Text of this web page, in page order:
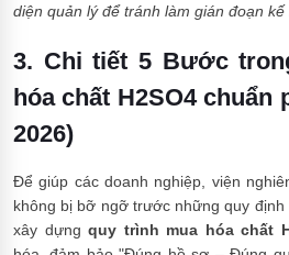
diện quản lý để tránh làm gián đoạn kế
3. Chi tiết 5 Bước
hóa chất H2SO4 chuẩn
2026)
Để giúp các doanh nghiệp, viện
không bị bỡ ngỡ trước những quy
xây dựngquy trình mua hóa chất